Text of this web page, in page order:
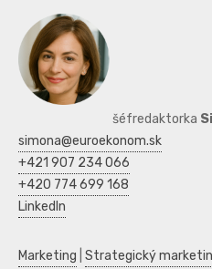
šéfredaktorka
simona@euroekonom.sk
+421 907 234 066
+420 774 699 168
LinkedIn
Marketing Strategický